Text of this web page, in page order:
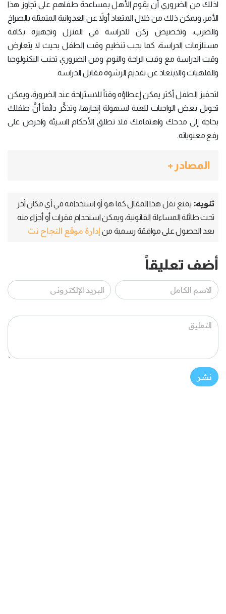
لذلك من الضروري أن يقوم الأهل بمساعدة طفلهم على تجاوز هذا
الأمر، ويمكن ذلك من خلال الابتعاد أولاً عن العدوانية المتمثلة بالصراخ
والضرب، وتخصيص ركن للدراسة في المنزل وتجهيزه بكافة
مستلزمات الدراسة، كما يجب تنظيم وقت الطفل بحيث لا يتعارض
وقت الدراسة مع وقت الراحة والنوم، ومن الضروري تجنب التكنولوجيا
والملهيات والابتعاد عن تقديم الرشوة مقابل الدراسة.
لتحفيز الطفل أكثر يمكن إعطاؤه وقتاً للاستراحة عند الضرورة، ويمكن
تحويل بعض الواجبات للعبة لسهولة إنجازها، وتذكَّر دائماً أنَّ طفلك
بحاجة إلى مدحك واهتمامك فلا تطلق الأحكام السيئة واحرص على
رفع معنوياته.
المصادر +
تنويه: يمنع نقل هذا المقال كما هو أو استخدامه في أي مكان آخر
تحت طائلة المساءلة القانونية، ويمكن استخدام فقرات أو أجزاء منه
بعد الحصول على موافقة رسمية من إدارة موقع النجاح نت
أضف تعليقاً
نشر